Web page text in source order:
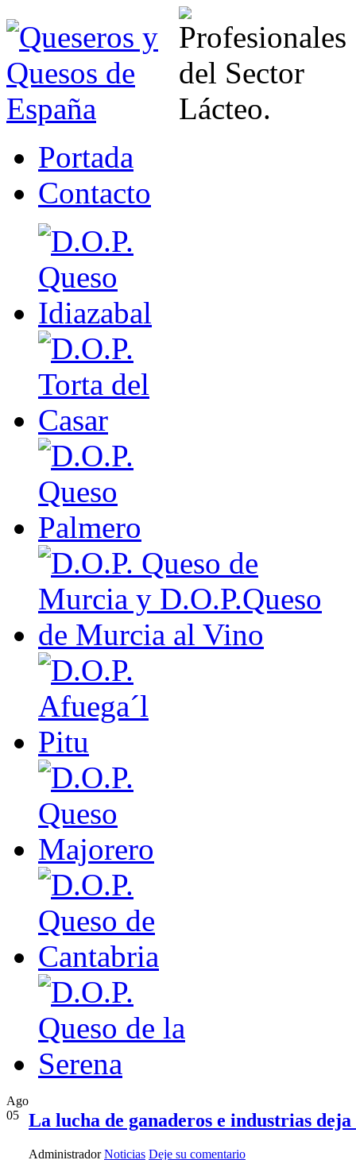
Portada
Contacto
Ago
05
La lucha de ganaderos e industrias
Administrador Noticias Deje su comentario